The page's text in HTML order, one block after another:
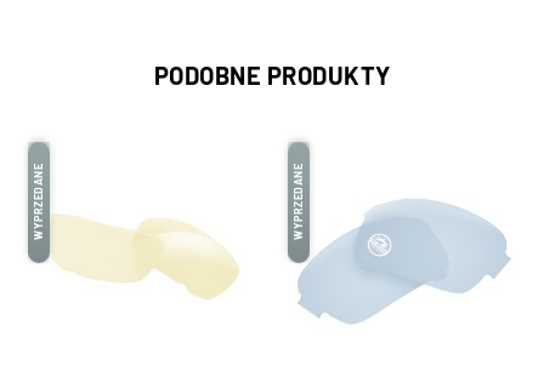
PODOBNE PRODUKTY
WYPRZEDANE WYPRZEDANE